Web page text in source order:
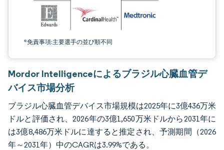
*免責事項:主要選手の並び順不同
Mordor Intelligenceによるブラジル心臓血管デ
バイス市場分析
ブラジル心臓血管デバイス市場規模は2025年に3億436万米
ドルと評価され、2026年の3億1,650万米ドルから2031年に
は3億8,486万米ドルに達すると推定され、予測期間（2026
年～2031年）中のCAGRは3.99%である。